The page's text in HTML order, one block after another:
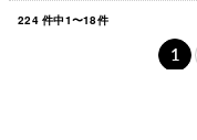
224件中1〜18件
1